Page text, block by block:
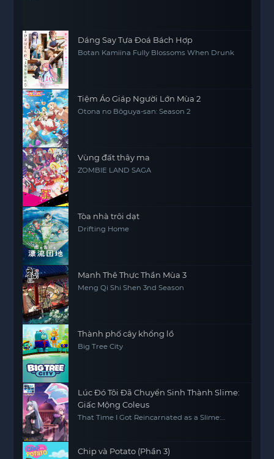
Dáng Say Tựa Đoá Bách Hợp
Botan Kamiina Fully Blossoms When Drunk
Tiệm Áo Giáp Người Lớn Mùa 2
Otona no Bōguya-san: Season 2
Vùng đất thây ma
ZOMBIE LAND SAGA
Tòa nhà trôi dạt
Drifting Home
Manh Thê Thực Thần Mùa 3
Meng Qi Shi Shen 3nd Season
Thành phố cây khổng lồ
Big Tree City
Lúc Đó Tôi Đã Chuyển Sinh Thành Slime:
Giấc Mộng Coleus
That Time I Got Reincarnated as a Slime:
Chip và Potato (Phần 3)